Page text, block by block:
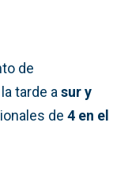
de
tarde a sur y
de 4 en el